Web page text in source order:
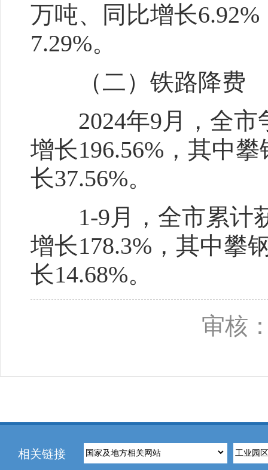
万吨、同比增长
7.29%。
（二）铁路降费
2024年9月，全市
增长196.56%，其中
长37.56%。
1-9月，全市累计获
增长178.3%，其中攀
长14.68%。
审核
相关链接